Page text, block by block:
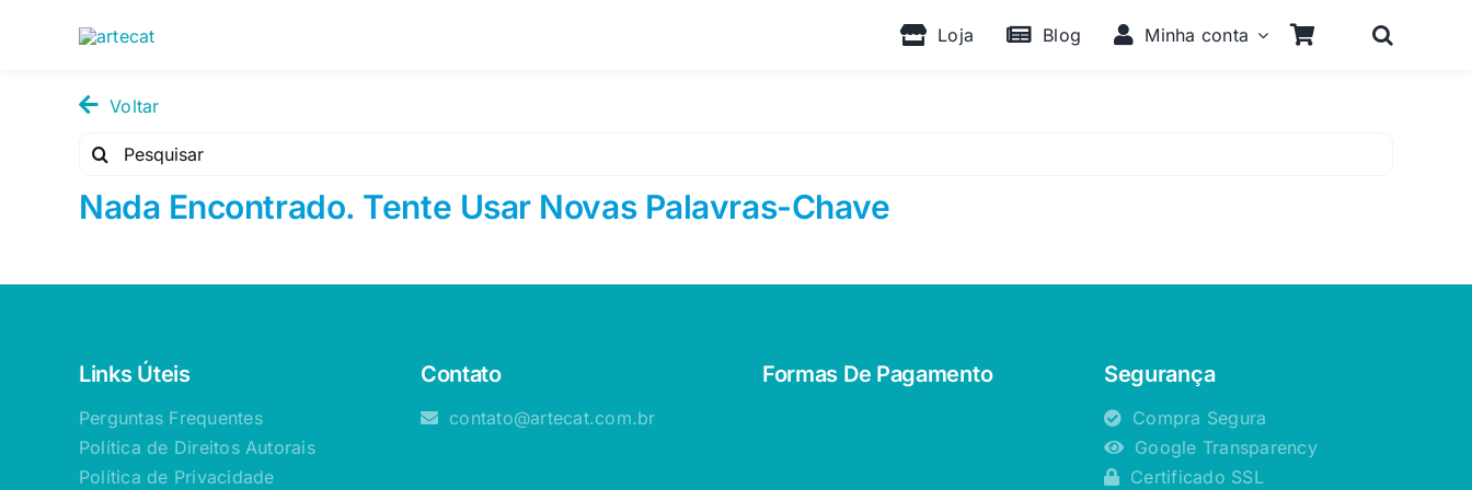
Loja Blog Minha conta
Voltar
Pesquisar
Nada Encontrado. Tente Usar Novas Palavras-Chave
Links Úteis
Perguntas Frequentes
Política de Direitos Autorais
Política de Privacidade
Contato
contato@artecat.com.br
Formas De Pagamento Segurança
Compra Segura
Google Transparency
Certificado SSL